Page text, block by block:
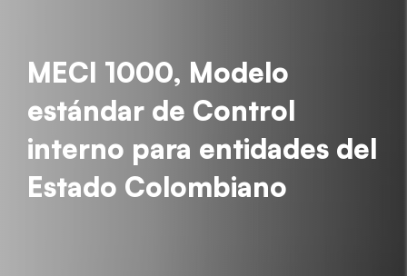
MECI 1000, Modelo
estándar de Control
interno para entidades del
Estado Colombiano